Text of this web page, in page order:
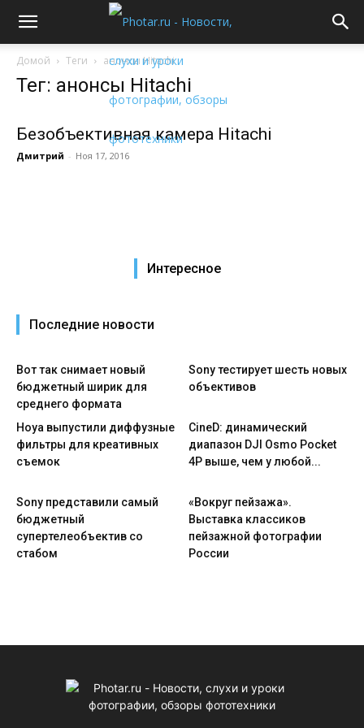
Домой Теги анонсы Hitachi
Тег: анонсы Hitachi
Безобъективная камера Hitachi
Дмитрий - Ноя 17, 2016
Интересное
Последние новости
Вот так снимает новый
бюджетный ширик для
среднего формата
Sony тестирует шесть новых
объективов
Hoya выпустили диффузные
фильтры для креативных
съемок
CineD: динамический
диапазон DJI Osmo Pocket
4P выше, чем у любой...
Sony представили самый
бюджетный
супертелеобъектив со
стабом
«Вокруг пейзажа».
Выставка классиков
пейзажной фотографии
России